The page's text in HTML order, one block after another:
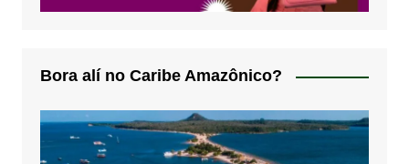
Bora alí no Caribe Amazônico?